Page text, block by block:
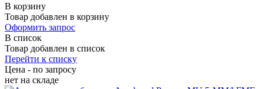
В корзину
Товар добавлен в корзину
Оформить запрос
В список
Товар добавлен в список
Перейти к списку
Цена - по запросу
нет на складе